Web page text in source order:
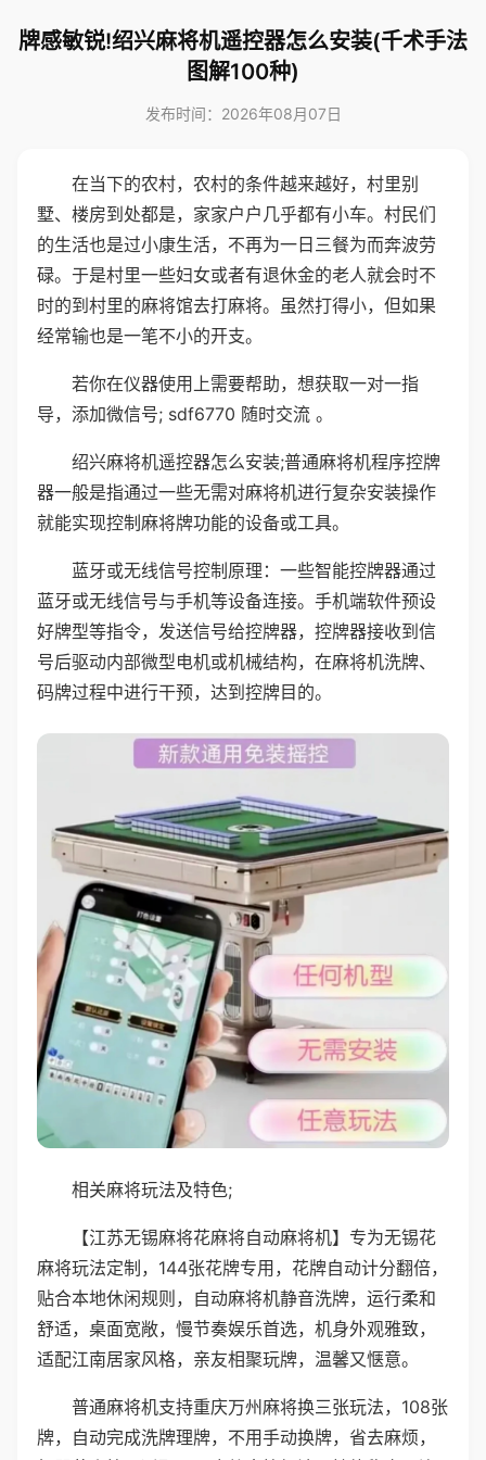
牌感敏锐!绍兴麻将机遥控器怎么安装(千术手法
图解100种)
发布时间：2026年08月07日
在当下的农村，农村的条件越来越好，村里别
墅、楼房到处都是，家家户户几乎都有小车。村民们
的生活也是过小康生活，不再为一日三餐为而奔波劳
碌。于是村里一些妇女或者有退休金的老人就会时不
时的到村里的麻将馆去打麻将。虽然打得小，但如果
经常输也是一笔不小的开支。
若你在仪器使用上需要帮助，想获取一对一指
导，添加微信号; sdf6770 随时交流 。
绍兴麻将机遥控器怎么安装;普通麻将机程序控牌
器一般是指通过一些无需对麻将机进行复杂安装操作
就能实现控制麻将牌功能的设备或工具。
蓝牙或无线信号控制原理：一些智能控牌器通过
蓝牙或无线信号与手机等设备连接。手机端软件预设
好牌型等指令，发送信号给控牌器，控牌器接收到信
号后驱动内部微型电机或机械结构，在麻将机洗牌、
码牌过程中进行干预，达到控牌目的。
相关麻将玩法及特色;
【江苏无锡麻将花麻将自动麻将机】专为无锡花
麻将玩法定制，144张花牌专用，花牌自动计分翻倍，
贴合本地休闲规则，自动麻将机静音洗牌，运行柔和
舒适，桌面宽敞，慢节奏娱乐首选，机身外观雅致，
适配江南居家风格，亲友相聚玩牌，温馨又惬意。
普通麻将机支持重庆万州麻将换三张玩法，108张
牌，自动完成洗牌理牌，不用手动换牌，省去麻烦，